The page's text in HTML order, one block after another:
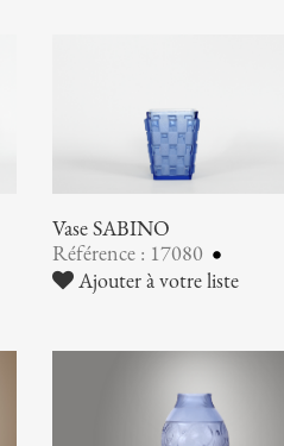
Vase SABINO
Référence : 17080
Ajouter à votre liste